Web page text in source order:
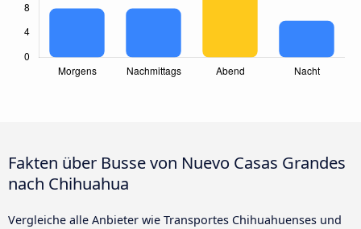
Fakten über Busse von Nuevo Casas Grandes
nach Chihuahua
Vergleiche alle Anbieter wie Transportes Chihuahuenses und